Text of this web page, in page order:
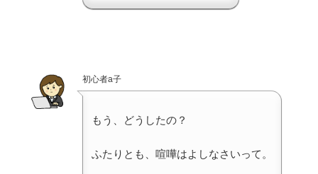
初心者a子
もう、どうしたの？
ふたりとも、喧嘩はよしなさいって。